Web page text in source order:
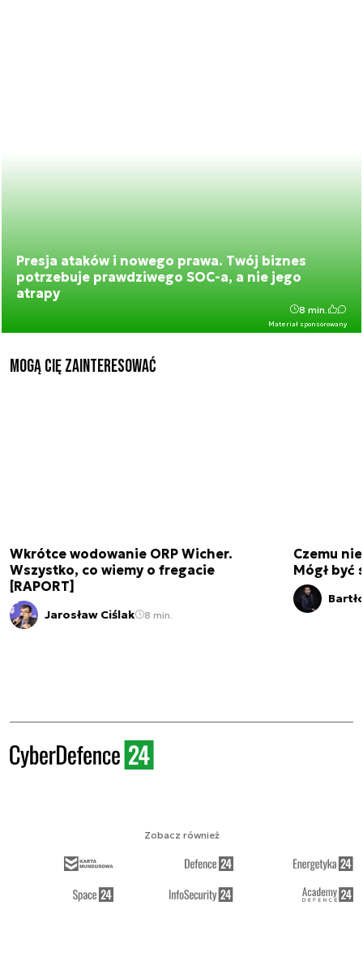
Presja ataków i nowego prawa. Twój biznes
potrzebuje prawdziwego SOC-a, a nie jego
atrapy
Materiał sponsorowany
8 min.
Mogą Cię zainteresować
Wkrótce wodowanie ORP Wicher.
Wszystko, co wiemy o fregacie
[RAPORT]
Jarosław Ciślak 8 min.
Czemu
Mógł być
Zobacz również